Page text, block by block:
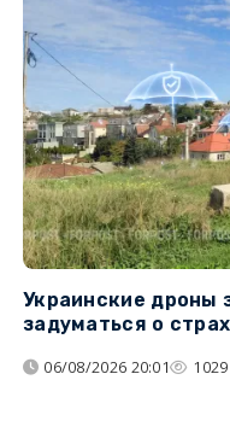
Украинские дроны
задуматься о
06/08/2026 20:01 1029